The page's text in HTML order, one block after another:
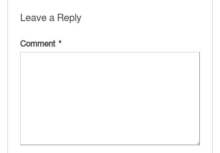
Leave a Reply
Comment *